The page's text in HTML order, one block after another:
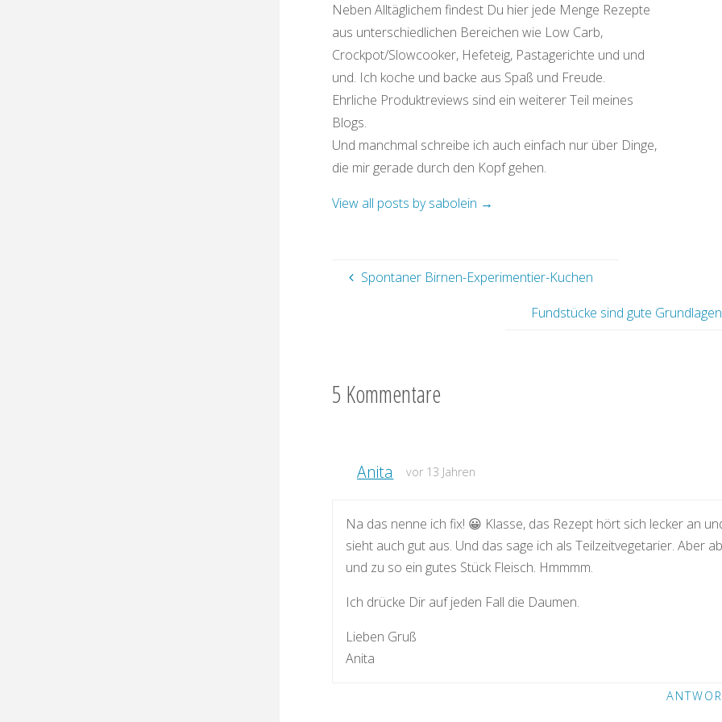
Neben Alltäglichem findest Du hier jede Menge Rezepte
aus unterschiedlichen Bereichen wie Low Carb,
Crockpot/Slowcooker, Hefeteig, Pastagerichte und und
und. Ich koche und backe aus Spaß und Freude.
Ehrliche Produktreviews sind ein weiterer Teil meines
Blogs.
Und manchmal schreibe ich auch einfach nur über Dinge,
die mir gerade durch den Kopf gehen.
View all posts by sabolein →
Spontaner Birnen-Experimentier-Kuchen
Fundstücke sind gute Grundlagen
5 Kommentare
Anita vor 13 Jahren
Na das nenne ich fix! 😀 Klasse, das Rezept hört sich lecker an
sieht auch gut aus. Und das sage ich als Teilzeitvegetarier. Aber ab
und zu so ein gutes Stück Fleisch. Hmmmm.
Ich drücke Dir auf jeden Fall die Daumen.
Lieben Gruß
Anita